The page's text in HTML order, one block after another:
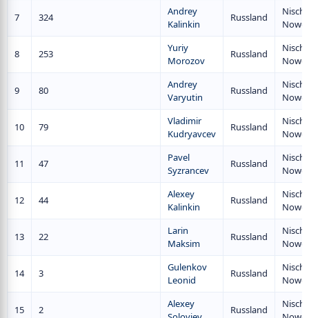
7 324
Andrey
Kalinkin
Russland
8 253
Yuriy
Morozov
Russland
9 80
Andrey
Varyutin
Russland
10 79
Vladimir
Kudryavcev
Russland
11 47
Pavel
Syzrancev
Russland
12 44
Alexey
Kalinkin
Russland
13 22
Larin
Maksim
Russland
14 3
Gulenkov
Leonid
Russland
15 2
Alexey
Russland